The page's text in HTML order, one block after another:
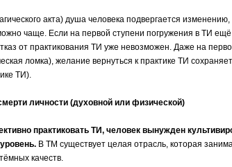
акта) душа человека подвергается изменению,
чаще. Если на первой ступени погружения в ТИ
от практикования ТИ уже невозможен. Даже на
ломка), желание вернуться к практике ТИ
ТИ).
личности (духовной или физической)
практиковать ТИ, человек вынужден
В ТМ существует целая отрасль, которая
качеств.